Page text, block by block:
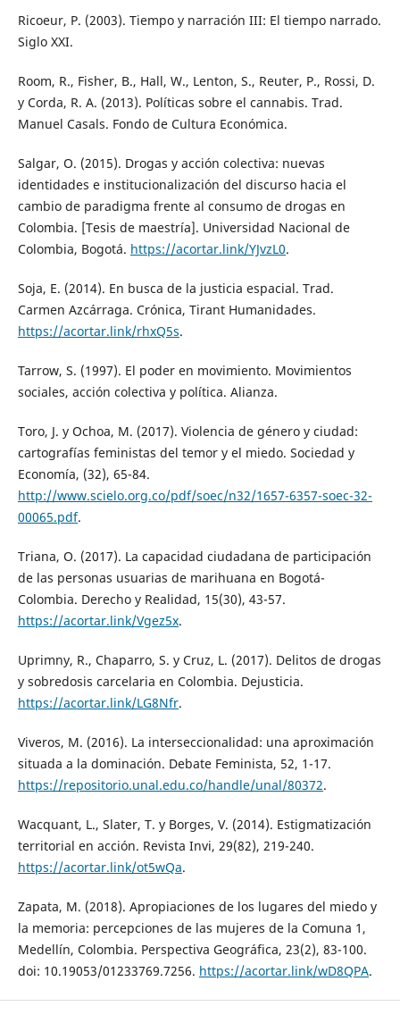
Ricoeur, P. (2003). Tiempo y narración III: El tiempo narrado.
Siglo XXI.
Room, R., Fisher, B., Hall, W., Lenton, S., Reuter, P., Rossi, D.
y Corda, R. A. (2013). Políticas sobre el cannabis. Trad.
Manuel Casals. Fondo de Cultura Económica.
Salgar, O. (2015). Drogas y acción colectiva: nuevas
identidades e institucionalización del discurso hacia el
cambio de paradigma frente al consumo de drogas en
Colombia. [Tesis de maestría]. Universidad Nacional de
Colombia, Bogotá. https://acortar.link/YJvzL0.
Soja, E. (2014). En busca de la justicia espacial. Trad.
Carmen Azcárraga. Crónica, Tirant Humanidades.
https://acortar.link/rhxQ5s.
Tarrow, S. (1997). El poder en movimiento. Movimientos
sociales, acción colectiva y política. Alianza.
Toro, J. y Ochoa, M. (2017). Violencia de género y ciudad:
cartografías feministas del temor y el miedo. Sociedad y
Economía, (32), 65-84.
http://www.scielo.org.co/pdf/soec/n32/1657-6357-soec-32-
00065.pdf.
Triana, O. (2017). La capacidad ciudadana de participación
de las personas usuarias de marihuana en Bogotá-
Colombia. Derecho y Realidad, 15(30), 43-57.
https://acortar.link/Vgez5x.
Uprimny, R., Chaparro, S. y Cruz, L. (2017). Delitos de drogas
y sobredosis carcelaria en Colombia. Dejusticia.
https://acortar.link/LG8Nfr.
Viveros, M. (2016). La interseccionalidad: una aproximación
situada a la dominación. Debate Feminista, 52, 1-17.
https://repositorio.unal.edu.co/handle/unal/80372.
Wacquant, L., Slater, T. y Borges, V. (2014). Estigmatización
territorial en acción. Revista Invi, 29(82), 219-240.
https://acortar.link/ot5wQa.
Zapata, M. (2018). Apropiaciones de los lugares del miedo y
la memoria: percepciones de las mujeres de la Comuna 1,
Medellín, Colombia. Perspectiva Geográfica, 23(2), 83-100.
doi: 10.19053/01233769.7256. https://acortar.link/wD8QPA.